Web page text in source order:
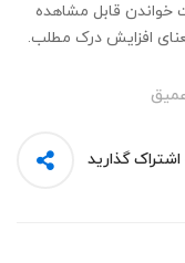
خواندن قابل مشاهده
افزایش درک مطلب.
اشتراک گذارید